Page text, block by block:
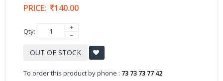
PRICE: 140.00
Qty:
OUT OF STOCK
To order this product by phone : 73 73 73 77 42